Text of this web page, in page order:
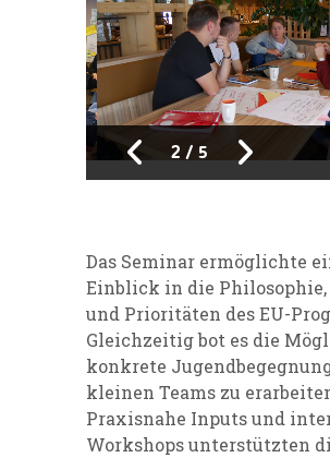
2 / 5
Das Seminar ermöglichte
Einblick in die Philosophie,
und Prioritäten des EU-
Gleichzeitig bot es die
konkrete
kleinen Teams zu
Praxisnahe Inputs und
Workshops unterstützten